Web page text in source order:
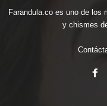
Farandula.co es uno de los
y chismes